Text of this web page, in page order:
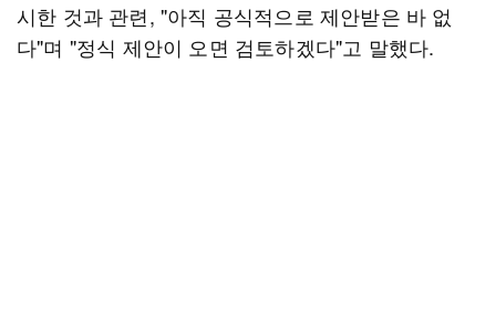
시한 것과 관련, "아직 공식적으로 제안받은 바 없
다"며 "정식 제안이 오면 검토하겠다"고 말했다.